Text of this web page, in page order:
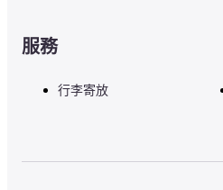
服務
行李寄放